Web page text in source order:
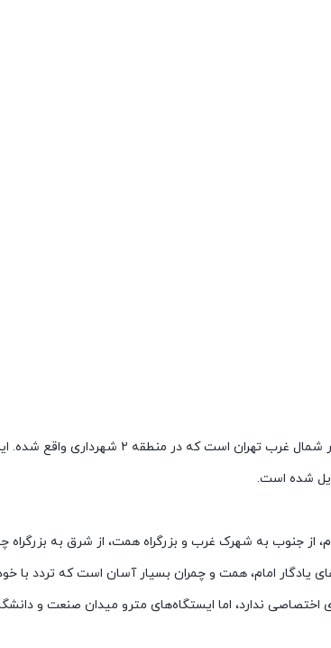
سعادت‌آباد یکی از محله‌های
شده است.
از جنوب به شهرک غرب و بزرگراه همت، از شرق به
یادگار امام، همت و چمران بسیار آسان است که تردد
ندارد، اما ایستگاه‌های مترو میدان صنعت و